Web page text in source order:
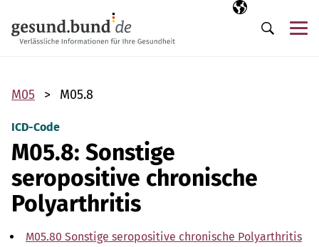
Ausgewählte
DE
Suche
M05 M05.8
ICD-Code
M05.8: Sonstige
seropositive chronische
Polyarthritis
M05.80 Sonstige seropositive chronische Polyarthritis